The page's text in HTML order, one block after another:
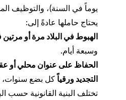
يوماً في السنة)، والتوظيف
يحتاج حاملها عادةً إلى:
الهبوط في البلاد مرة أو
وسبعة أيام.
الحفاظ على عنوان محلي أو
التجديد ورقياً كل بضع سنوات،
تختلف البنية القانونية حسب